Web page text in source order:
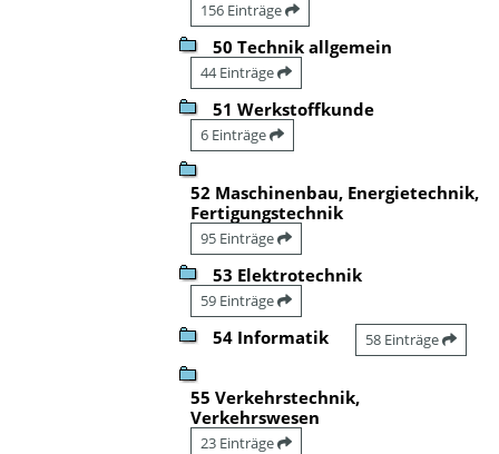
156 Einträge
50 Technik allgemein
44 Einträge
51 Werkstoffkunde
6 Einträge
52 Maschinenbau, Energietechnik,
Fertigungstechnik
95 Einträge
53 Elektrotechnik
59 Einträge
54 Informatik 58 Einträge
55 Verkehrstechnik,
Verkehrswesen
23 Einträge